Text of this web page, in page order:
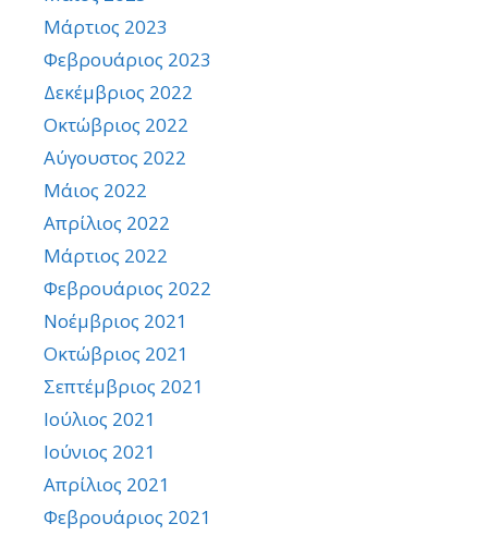
Μάρτιος 2023
Φεβρουάριος 2023
Δεκέμβριος 2022
Οκτώβριος 2022
Αύγουστος 2022
Μάιος 2022
Απρίλιος 2022
Μάρτιος 2022
Φεβρουάριος 2022
Νοέμβριος 2021
Οκτώβριος 2021
Σεπτέμβριος 2021
Ιούλιος 2021
Ιούνιος 2021
Απρίλιος 2021
Φεβρουάριος 2021